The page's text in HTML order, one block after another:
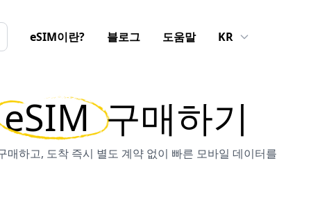
eSIM이란? 블로그 도움말 KR
eSIM 구매하기
하고, 도착 즉시 별도 계약 없이 빠른 모바일 데이터를